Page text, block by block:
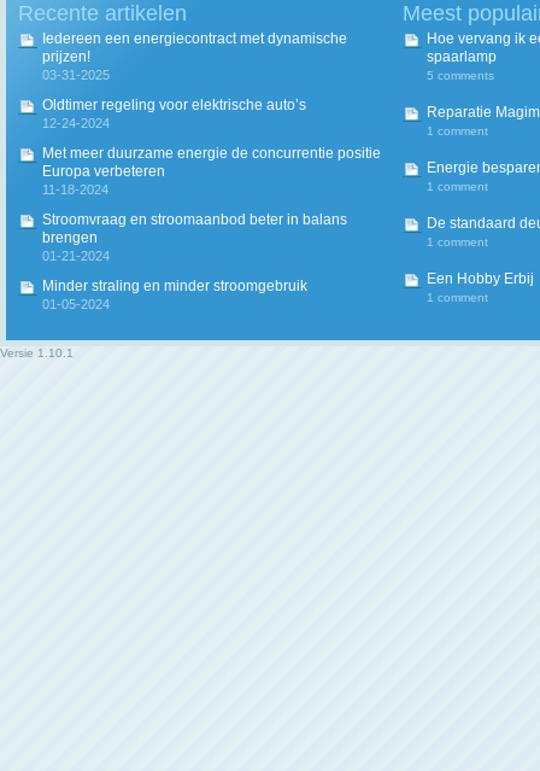
Recente artikelen
Iedereen een energiecontract met dynamische
prijzen!
03-31-2025
Oldtimer regeling voor elektrische auto’s
12-24-2024
Met meer duurzame energie de concurrentie positie
Europa verbeteren
11-18-2024
Stroomvraag en stroomaanbod beter in balans
brengen
01-21-2024
Minder straling en minder stroomgebruik
01-05-2024
Meest
Hoe vervang ik
spaarlamp
5 comments
Reparatie
1 comment
Energie
1 comment
De standaard
1 comment
Een Hobby Erbij
1 comment
Versie 1.10.1